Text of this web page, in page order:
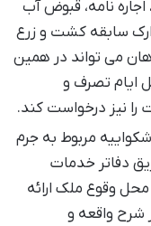
نامه، قبوض آب
سابقه کشت و زرع
می تواند در همین
ایام تصرف و
نیز درخواست کند.
مربوط به جرم
دفاتر خدمات
وقوع ملک ارائه
شرح واقعه و